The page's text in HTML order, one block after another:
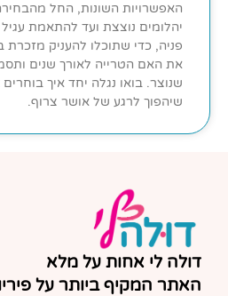
האפשרויות השונות, החל
יהלומים נוצצת ועד להתאמת
פניה, כדי שתוכלו להעניק
את האם הטרייה לאורך שנים
שנוצר. בואו נגלה יחד איך
שיהפוך לרגע של אושר צרוף.
דולה לי אחות על מלא
האתר המקיף ביותר על